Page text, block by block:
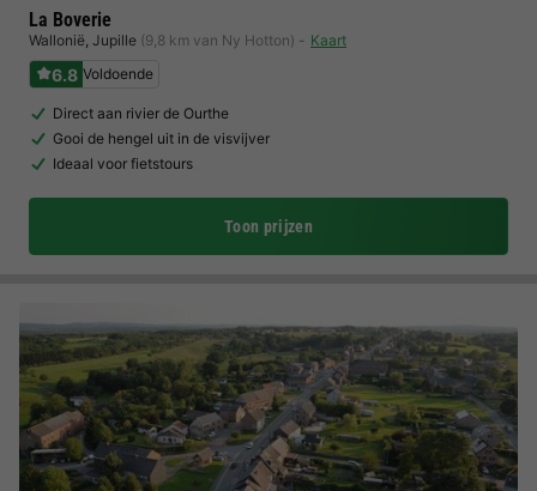
La Boverie
Wallonië, Jupille (9,8 km van Ny Hotton) Kaart
6.8 Voldoende
Direct aan rivier de Ourthe
Gooi de hengel uit in de visvijver
Ideaal voor fietstours
Toon prijzen